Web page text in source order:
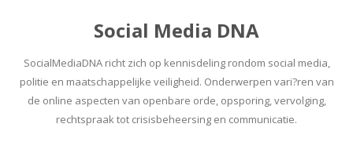
Social Media DNA
SocialMediaDNA richt zich op kennisdeling rondom social media,
politie en maatschappelijke veiligheid. Onderwerpen vari?ren van
de online aspecten van openbare orde, opsporing, vervolging,
rechtspraak tot crisisbeheersing en communicatie.